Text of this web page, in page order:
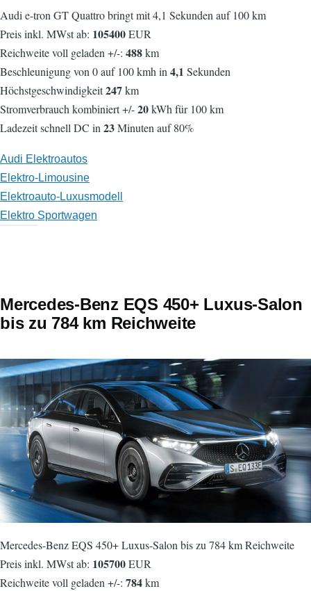
Audi e-tron GT Quattro bringt mit 4,1 Sekunden auf 100 km
Preis inkl. MWst ab: 105400EUR
Reichweite voll geladen +/-: 488km
Beschleunigung von 0 auf 100 kmh in 4,1 Sekunden
Höchstgeschwindigkeit247km
Stromverbrauch kombiniert +/-20kWh für 100 km
Ladezeit schnell DC in 23Minuten auf 80%
Audi Elektroautos
Elektro-Limousine
Elektroauto-Luxusmodell
Elektro Sportwagen
Mercedes-Benz EQS 450+ Luxus-Salon
bis zu 784 km Reichweite
Mercedes-Benz EQS 450+ Luxus-Salon bis zu 784 km Reichweite
Preis inkl. MWst ab: 105700EUR
Reichweite voll geladen +/-: 784km